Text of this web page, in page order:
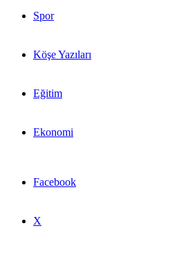
Spor
Köşe Yazıları
Eğitim
Ekonomi
Facebook
X